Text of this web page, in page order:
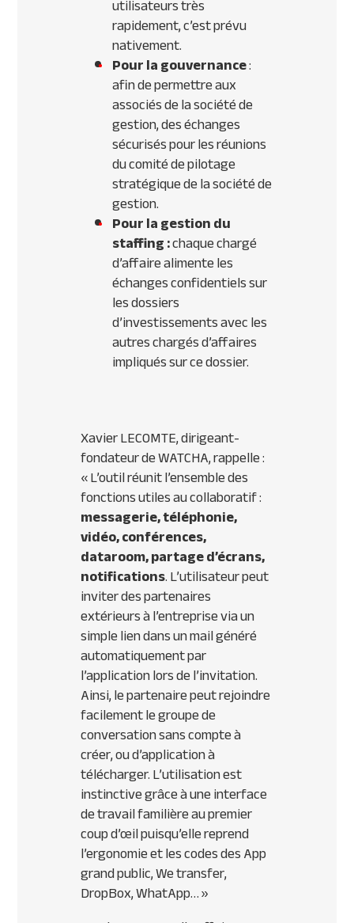
utilisateurs très
rapidement, c’est prévu
nativement.
Pour la gouvernance:
afin de permettre aux
associés de la société de
gestion, des échanges
sécurisés pour les réunions
du comité de pilotage
stratégique de la société de
gestion.
Pour la gestion du
staffing :chaque chargé
d’affaire alimente les
échanges confidentiels sur
les dossiers
d’investissements avec les
autres chargés d’affaires
impliqués sur ce dossier.
Xavier LECOMTE, dirigeant-
fondateur de WATCHA, rappelle :
«L’outil réunit l’ensemble des
fonctions utiles au collaboratif :
messagerie, téléphonie,
vidéo, conférences,
dataroom, partage d’écrans,
notifications. L’utilisateur peut
inviter des partenaires
extérieurs à l’entreprise via un
simple lien dans un mail généré
automatiquement par
l’application lors de l’invitation.
Ainsi, le partenaire peut rejoindre
facilement le groupe de
conversation sans compte à
créer, ou d’application à
télécharger. L’utilisation est
instinctive grâce à une interface
de travail familière au premier
coup d’œil puisqu’elle reprend
l’ergonomie et les codes des App
grand public, We transfer,
DropBox, WhatApp…»